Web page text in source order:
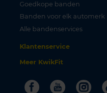
Goedkope banden
Banden voor elk automerk
Alle bandenservices
Klantenservice
Meer KwikFit
FacebookYoutube